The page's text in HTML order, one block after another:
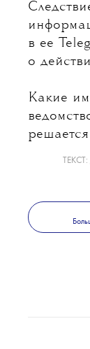
в ее
о
Какие
ТЕКСТ: